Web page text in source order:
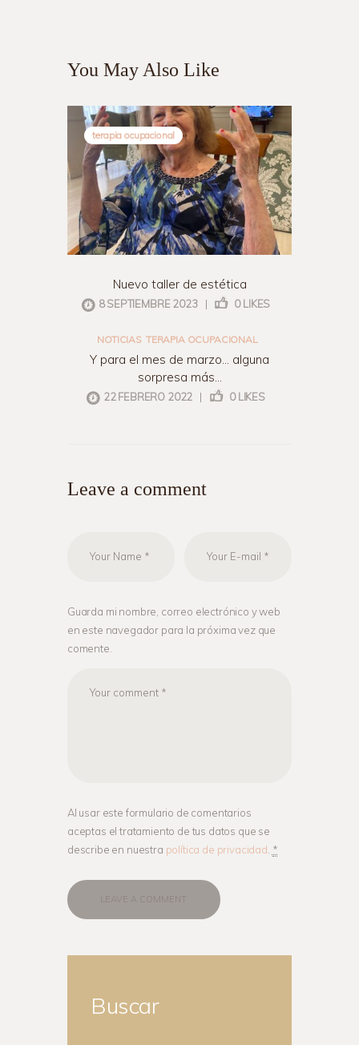
You May Also Like
terapia ocupacional
Nuevo taller de estética
8 SEPTIEMBRE 2023 | 0 LIKES
NOTICIAS TERAPIA OCUPACIONAL
Y para el mes de marzo… alguna
sorpresa más…
22 FEBRERO 2022 | 0 LIKES
Leave a comment
Guarda mi nombre, correo electrónico y web
en este navegador para la próxima vez que
comente.
Al usar este formulario de comentarios
aceptas el tratamiento de tus datos que se
describe en nuestra política de privacidad *
Buscar